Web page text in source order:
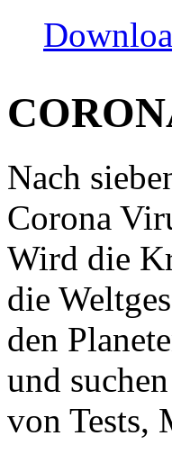
Nach
Corona
Wird die
die
den
und
von Tests,